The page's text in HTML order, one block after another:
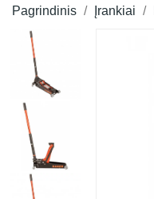
Pagrindinis Įrankiai